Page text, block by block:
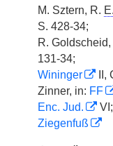
M. Sztern, R. E.
S. 428-34;
R.
131-34;
Wininger
II,
Zinner, in: FF
Enc. Jud.
VI;
Ziegenfuß